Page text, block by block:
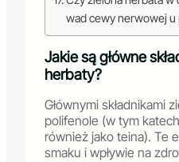
wad cewy nerwowej u
Jakie są główne
herbaty?
Głównymi składnikami
polifenole (w tym
również jako teina). Te
smaku i wpływie na